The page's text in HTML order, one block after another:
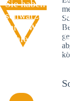
Sie haben
schwarze
Ihrer Wand
Schlechte
Sie haben einen